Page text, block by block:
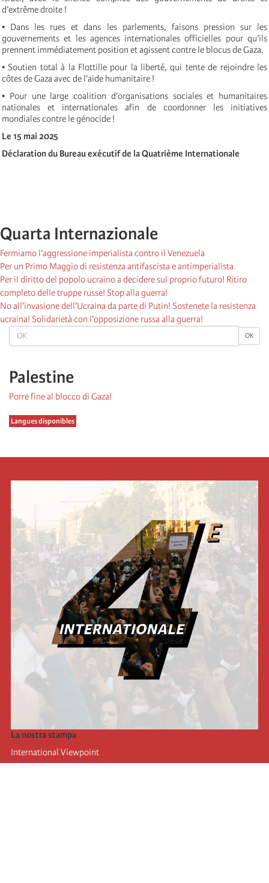
OK OK
Palestine
Porre fine al blocco di Gaza!
Langues disponibles
d’extrême droite !
• Dans les rues et dans les parlements, faisons pression sur les
gouvernements et les agences internationales officielles pour qu’ils
prennent immédiatement position et agissent contre le blocus de Gaza.
• Soutien total à la Flottille pour la liberté, qui tente de rejoindre les
côtes de Gaza avec de l’aide humanitaire !
• Pour une large coalition d’organisations sociales et humanitaires
nationales et internationales afin de coordonner les initiatives
mondiales contre le génocide !
Le 15 mai 2025
Déclaration du Bureau exécutif de la Quatrième Internationale
Quarta Internazionale
Fermiamo l’aggressione imperialista contro il Venezuela
Per un Primo Maggio di resistenza antifascista e antimperialista
Per il diritto del popolo ucraino a decidere sul proprio futuro! Ritiro
completo delle truppe russe! Stop alla guerra!
No all'invasione dell'Ucraina da parte di Putin! Sostenete la resistenza
ucraina! Solidarietà con l'opposizione russa alla guerra!
La nostra stampa
International Viewpoint